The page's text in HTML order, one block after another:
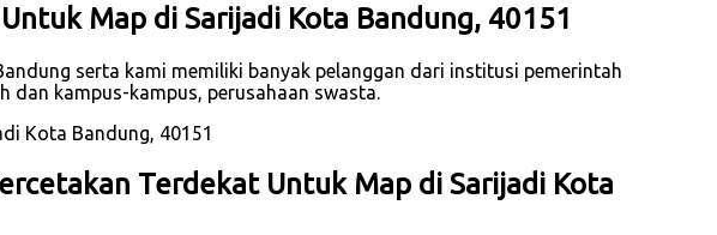
Map di Sarijadi Kota Bandung, 40151
serta kami memiliki banyak pelanggan dari institusi pemerintah
dan kampus-kampus, perusahaan swasta.
Terdekat Untuk Map di Sarijadi Kota